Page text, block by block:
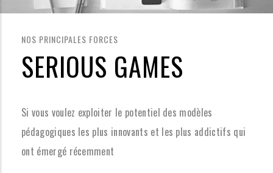
NOS PRINCIPALES FORCES
SERIOUS GAMES
Si vous voulez exploiter le potentiel des modèles
pédagogiques les plus innovants et les plus addictifs qui
ont émergé récemment